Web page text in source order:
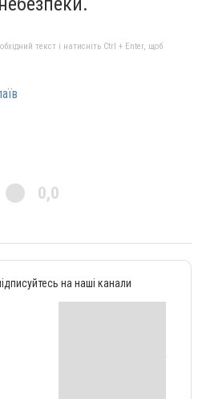
текст і натисніть Ctrl + Enter, щоб
0,0
на наші канали